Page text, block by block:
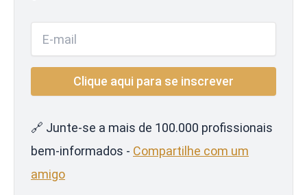
🔗 Junte-se a mais de 100.000 profissionais
bem-informados - Compartilhe com um
amigo